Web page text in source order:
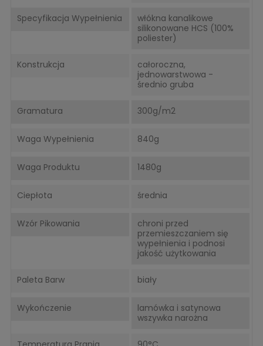
Specyfikacja Wypełnienia
włókna kanalikowe
silikonowane HCS (100%
poliester)
Konstrukcja
całoroczna,
jednowarstwowa -
średnio gruba
Gramatura 300g/m2
Waga Wypełnienia 840g
Waga Produktu 1480g
Ciepłota średnia
Wzór Pikowania
chroni przed
przemieszczaniem się
wypełnienia i podnosi
jakość użytkowania
Paleta Barw biały
Wykończenie
lamówka i satynowa
wszywka narożna